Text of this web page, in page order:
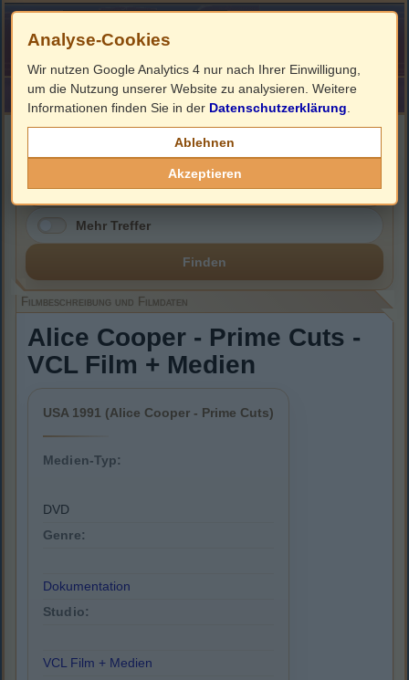
HOME ImpressumLinks
Filmbeschreibung, Cover & DVD Infos
Mehr Treffer
Finden
Filmbeschreibung und Filmdaten
Alice Cooper - Prime Cuts -
VCL Film + Medien
USA 1991 (Alice Cooper - Prime Cuts)
Medien-Typ:
DVD
Genre:
Dokumentation
Studio:
VCL Film + Medien
Analyse-Cookies
Wir nutzen Google Analytics 4 nur nach Ihrer Einwilligung,
um die Nutzung unserer Website zu analysieren. Weitere
Informationen finden Sie in der Datenschutzerklärung
Ablehnen
Akzeptieren